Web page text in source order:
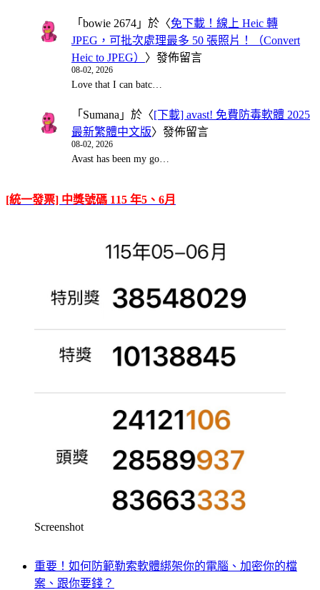
「 bowie 2674 」於〈免下載！線上 Heic 轉
JPEG，可批次處理最多 50 張照片！（Convert
Heic to JPEG） 〉發佈留言
08-02, 2026
Love that I can batc…
「 Sumana 」於〈[下載] avast! 免費防毒軟體 2025
最新繁體中文版〉發佈留言
08-02, 2026
Avast has been my go…
[統一發票] 中獎號碼 115 年5、6月
Screenshot
重要！如何防範勒索軟體綁架你的電腦、加密你的檔
案、跟你要錢？